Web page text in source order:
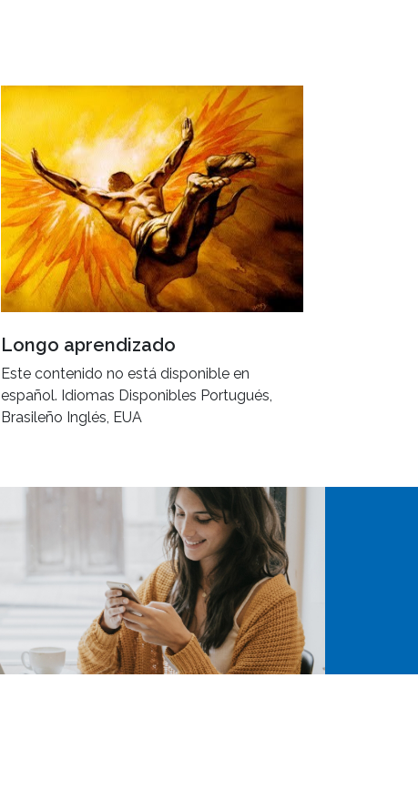
Longo aprendizado
Este contenido no está disponible en
español. Idiomas Disponibles Portugués,
Brasileño Inglés, EUA